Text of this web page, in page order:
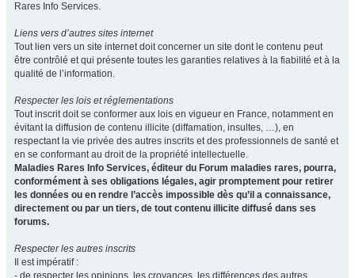
Rares Info Services.
Liens vers d’autres sites internet
Tout lien vers un site internet doit concerner un site dont le contenu peut
être contrôlé et qui présente toutes les garanties relatives à la fiabilité et à la
qualité de l’information.
Respecter les lois et réglementations
Tout inscrit doit se conformer aux lois en vigueur en France, notamment en
évitant la diffusion de contenu illicite (diffamation, insultes, …), en
respectant la vie privée des autres inscrits et des professionnels de santé et
en se conformant au droit de la propriété intellectuelle.
Maladies Rares Info Services, éditeur du Forum maladies rares, pourra,
conformément à ses obligations légales, agir promptement pour retirer
les données ou en rendre l’accès impossible dès qu’il a connaissance,
directement ou par un tiers, de tout contenu illicite diffusé dans ses
forums.
Respecter les autres inscrits
Il est impératif :
- de respecter les opinions, les croyances, les différences des autres